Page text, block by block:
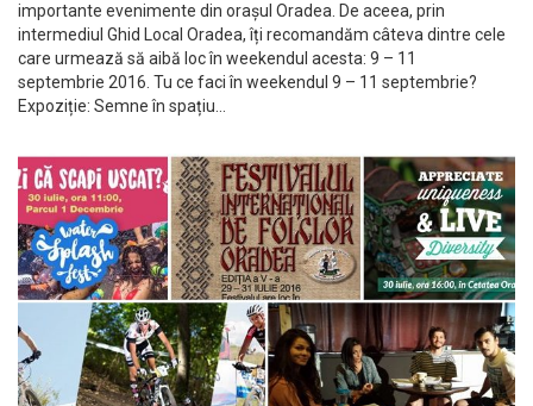
importante evenimente din orașul Oradea. De aceea, prin
intermediul Ghid Local Oradea, îți recomandăm câteva dintre cele
care urmează să aibă loc în weekendul acesta: 9 – 11
septembrie 2016. Tu ce faci în weekendul 9 – 11 septembrie?
Expoziție: Semne în spațiu…